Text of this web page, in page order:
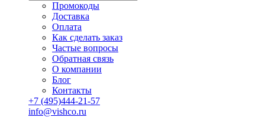
Промокоды
Доставка
Оплата
Как сделать заказ
Частые вопросы
Обратная связь
О компании
Блог
Контакты
+7 (495)444-21-57
info@vishco.ru